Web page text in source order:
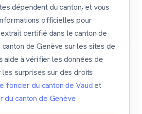
dépendent du canton, et vous
officielles pour
certifié dans le canton de
canton de Genève sur les sites de
aide à vérifier les données de
les surprises sur des droits
foncier du canton de Vaudet
du canton de Genève